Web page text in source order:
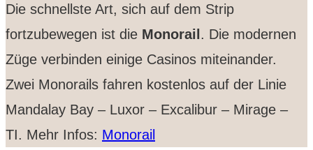
Die schnellste Art, sich auf dem Strip
fortzubewegen ist die Monorail . Die modernen
Züge verbinden einige Casinos miteinander.
Zwei Monorails fahren kostenlos auf der Linie
Mandalay Bay – Luxor – Excalibur – Mirage –
TI. Mehr Infos: Monorail